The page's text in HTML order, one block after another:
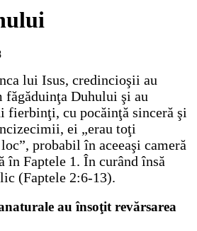
lui Isus, credincioşii au
făgăduinţa Duhului şi au
fierbinţi, cu pocăinţă sinceră şi
ei „erau toţi
probabil în aceeaşi cameră
în Faptele 1. În curând însă
(Faptele 2:6-13).
au însoţit revărsarea